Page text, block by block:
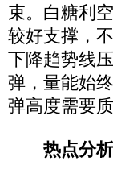
束。白糖利
较好支撑，
下降趋势线
弹，量能始
弹高度需要质
热点分析